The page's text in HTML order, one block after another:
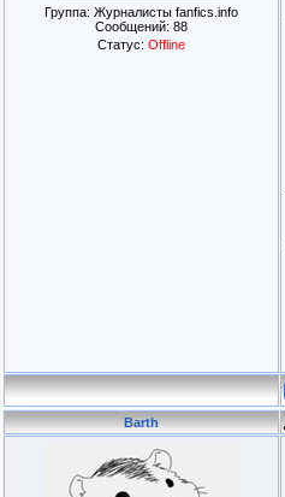
Группа: Журналисты fanfics.info
Сообщений: 88
Статус: Offline
Barth